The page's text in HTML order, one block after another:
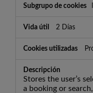
2 Días
Stores the user’s
a booking or